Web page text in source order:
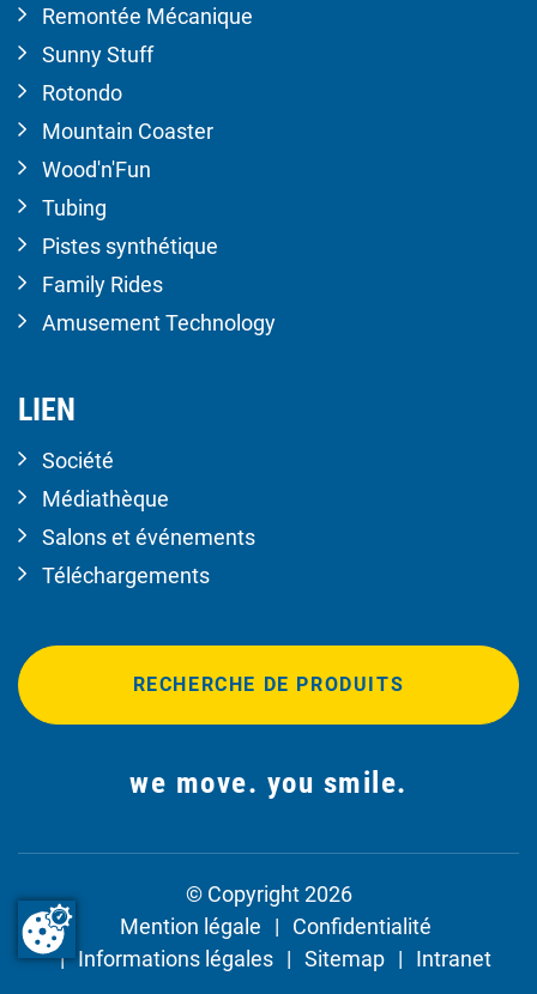
Remontée Mécanique
Sunny Stuff
Rotondo
Mountain Coaster
Wood'n'Fun
Tubing
Pistes synthétique
Family Rides
Amusement Technology
LIEN
Société
Médiathèque
Salons et événements
Téléchargements
RECHERCHE DE PRODUITS
we move. you smile.
© Copyright 2026
Mention légale
Confidentialité
Informations légales
Sitemap Intranet